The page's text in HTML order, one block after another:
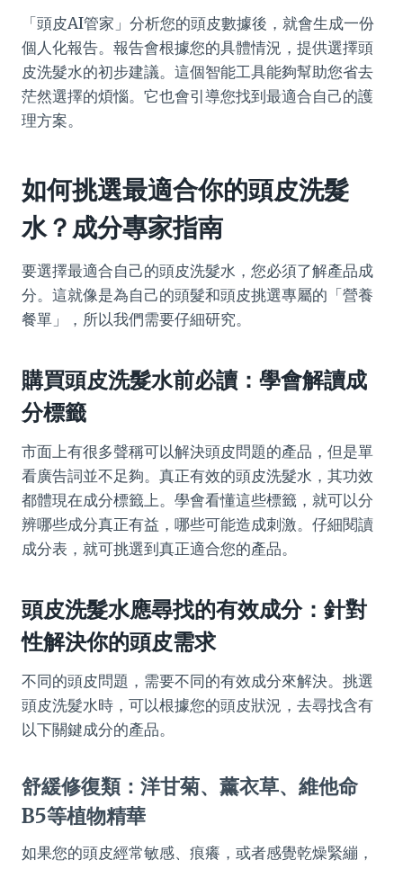
「頭皮AI管家」分析您的頭皮數據後，就會生成一份
個人化報告。報告會根據您的具體情況，提供選擇頭
皮洗髮水的初步建議。這個智能工具能夠幫助您省去
茫然選擇的煩惱。它也會引導您找到最適合自己的護
理方案。
如何挑選最適合你的頭皮洗髮
水？成分專家指南
要選擇最適合自己的頭皮洗髮水，您必須了解產品成
分。這就像是為自己的頭髮和頭皮挑選專屬的「營養
餐單」，所以我們需要仔細研究。
購買頭皮洗髮水前必讀：學會解讀成
分標籤
市面上有很多聲稱可以解決頭皮問題的產品，但是單
看廣告詞並不足夠。真正有效的頭皮洗髮水，其功效
都體現在成分標籤上。學會看懂這些標籤，就可以分
辨哪些成分真正有益，哪些可能造成刺激。仔細閱讀
成分表，就可挑選到真正適合您的產品。
頭皮洗髮水應尋找的有效成分：針對
性解決你的頭皮需求
不同的頭皮問題，需要不同的有效成分來解決。挑選
頭皮洗髮水時，可以根據您的頭皮狀況，去尋找含有
以下關鍵成分的產品。
舒緩修復類：洋甘菊、薰衣草、維他命
B5等植物精華
如果您的頭皮經常敏感、痕癢，或者感覺乾燥緊繃，